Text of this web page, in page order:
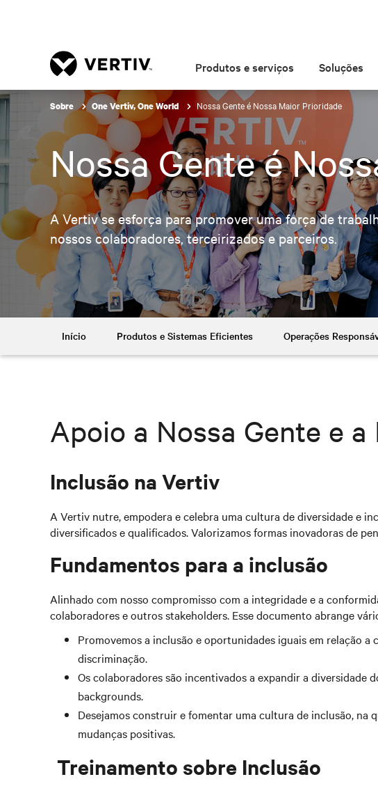
Produtos e serviços Soluções
Sobre One Vertiv, One World Nossa Gente é Nossa Maior Prioridade
Nossa Gente é
A Vertiv se esforça para promover uma força de
nossos colaboradores, terceirizados e parceiros.
Início Produtos e Sistemas Eficientes Operações
Apoio a Nossa Gente e
Inclusão na Vertiv
A Vertiv nutre, empodera e celebra uma cultura de diversidade e
diversificados e qualificados. Valorizamos formas inovadoras de
Fundamentos para a inclusão
Alinhado com nosso compromisso com a integridade e a
colaboradores e outros stakeholders. Esse documento abrange
Promovemos a inclusão e oportunidades iguais em relação
discriminação.
Os colaboradores são incentivados a expandir a diversidade
backgrounds.
Desejamos construir e fomentar uma cultura de inclusão, na
mudanças positivas.
Treinamento sobre Inclusão